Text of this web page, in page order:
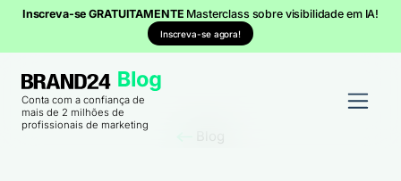
Inscreva-se GRATUITAMENTE Masterclass sobre visibilidade em IA!
Inscreva-se agora!
Conta com a confiança de
mais de 2 milhões de
profissionais de marketing